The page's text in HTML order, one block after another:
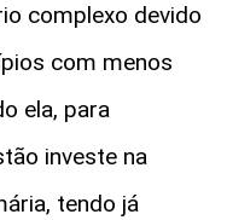
complexo devido
com menos
ela, para
investe na
tendo já